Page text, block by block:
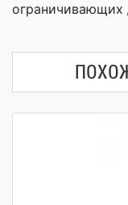
ограничивающих